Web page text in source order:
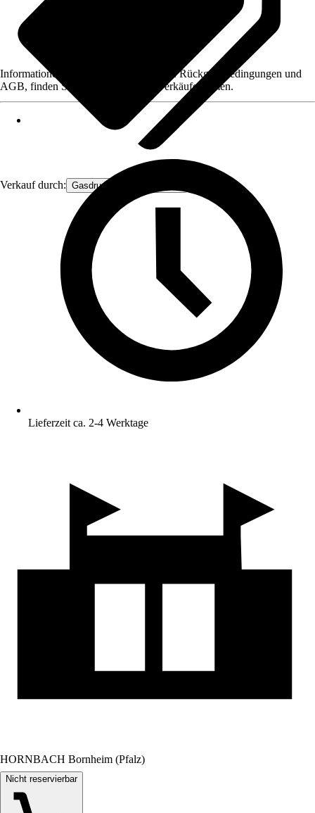
Verkauf durch: Gasdruckfeder Großhandel
Informationen des Verkäufers, wie z. B. Rückgabebedingungen und
AGB, finden Sie bei Klick auf den Verkäufernamen.
Lieferzeit ca. 2-4 Werktage
HORNBACH Bornheim (Pfalz)
Nicht reservierbar